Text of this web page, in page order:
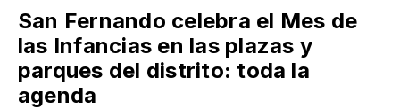
San Fernando celebra el Mes de
las Infancias en las plazas y
parques del distrito: toda la
agenda